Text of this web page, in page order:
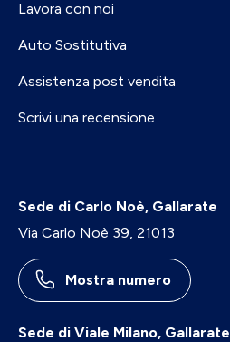
Lavora con noi
Auto Sostitutiva
Assistenza post vendita
Scrivi una recensione
Sede di Carlo Noè, Gallarate
Via Carlo Noè 39, 21013
Mostra numero
Sede di Viale Milano, Gallarate